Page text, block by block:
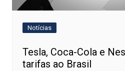
Notícias
Tesla, Coca-Cola e
tarifas ao Brasil